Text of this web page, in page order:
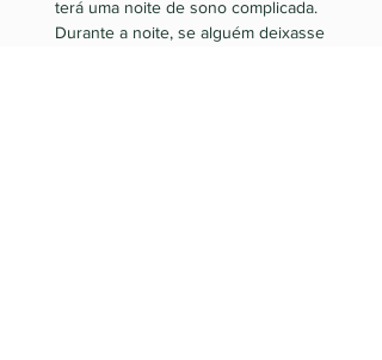
terá uma noite de sono complicada.
Durante a noite, se alguém deixasse